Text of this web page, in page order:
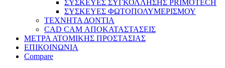
ΣΥΣΚΕΥΕΣ ΣΥΓΚΟΛΛΗΣΗΣ PRIMOTECH
ΣΥΣΚΕΥΕΣ ΦΩΤΟΠΟΛΥΜΕΡΙΣΜΟΥ
ΤΕΧΝΗΤΑ ΔΟΝΤΙΑ
CAD CAM ΑΠΟΚΑΤΑΣΤΑΣΕΙΣ
ΜΕΤΡΑ ΑΤΟΜΙΚΗΣ ΠΡΟΣΤΑΣΙΑΣ
ΕΠΙΚΟΙΝΩΝΙΑ
Compare